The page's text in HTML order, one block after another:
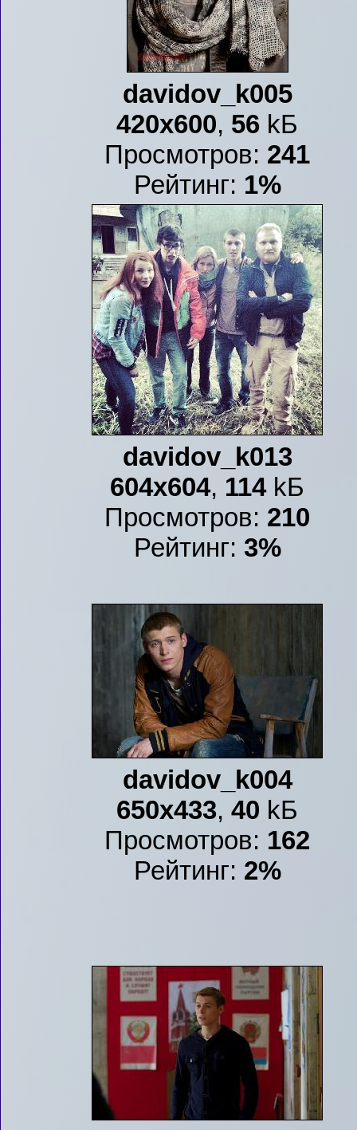
davidov_k005
420x600, 56 kБ
Просмотров: 241
Рейтинг: 1%
davidov_k013
604x604, 114kБ
Просмотров: 210
Рейтинг: 3%
davidov_k004
650x433, 40 kБ
Просмотров: 162
Рейтинг: 2%